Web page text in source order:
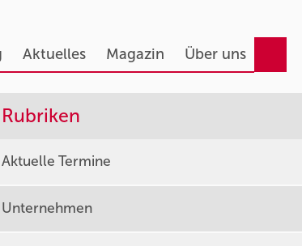
Aktuelles Magazin Über uns
Rubriken
Aktuelle Termine
Unternehmen